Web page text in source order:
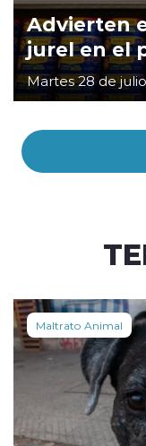
Advierten
jurel en el
Martes 28 de
Maltrato Animal